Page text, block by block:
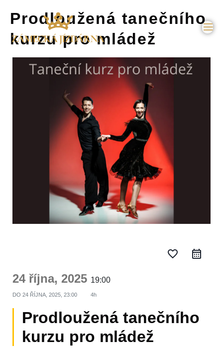
Prodloužená tanečního
kurzu pro mládež
favorite_border
24 října, 2025 19:00
DO 24 ŘÍJNA, 2025, 23:00 4h
Prodloužená tanečního
kurzu pro mládež